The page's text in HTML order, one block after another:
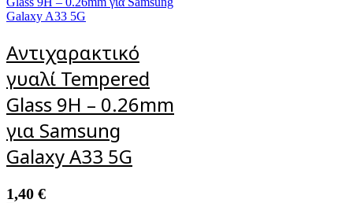
Αντιχαρακτικό
γυαλί Tempered
Glass 9H – 0.26mm
για Samsung
Galaxy A33 5G
1,40 €